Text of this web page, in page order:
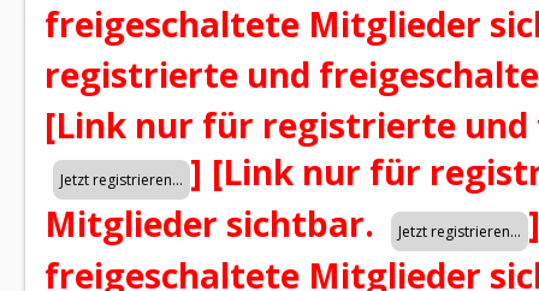
freigeschaltete Mitglieder
registrierte und
[Link nur für registrierte
] [Link nur für
Mitglieder sichtbar.
]
freigeschaltete Mitglieder